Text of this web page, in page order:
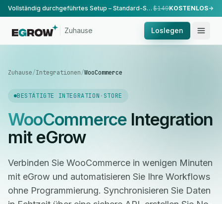
Vollständig durchgeführtes Setup – Standard-Setup, durchgeführt von unserem Team. $149KOSTENLOS
Zuhause Loslegen
Zuhause/Integrationen/WooCommerce
BESTÄTIGTE INTEGRATION · STORE
WooCommerceIntegration
mit eGrow
Verbinden Sie WooCommerce in wenigen Minuten
mit eGrow und automatisieren Sie Ihre Workflows
ohne Programmierung. Synchronisieren Sie Daten